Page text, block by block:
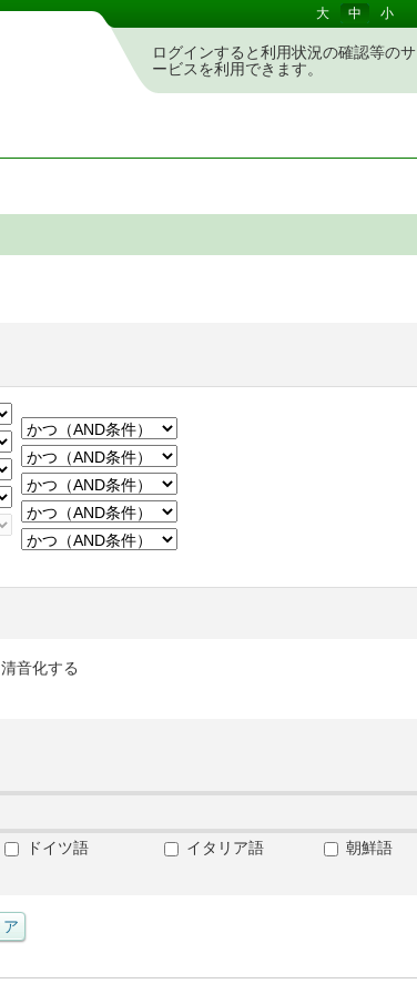
大 中 小
ログインすると利用状況の確認等のサ
ービスを利用できます。
清音化する
ドイツ語 イタリア語
朝鮮語